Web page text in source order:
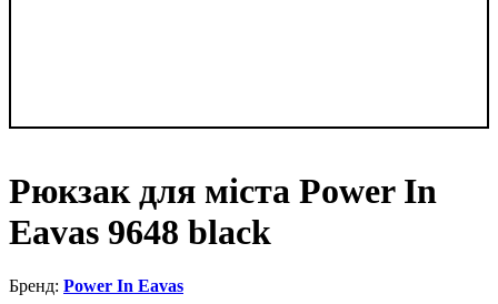
Рюкзак для міста Power In
Eavas 9648 black
Power In Eavas